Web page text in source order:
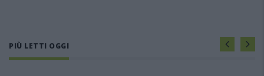
PIÙ LETTI OGGI